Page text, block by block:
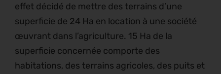
effet décidé de mettre des terrains d’une
superficie de 24 Ha en location à une société
œuvrant dans l’agriculture. 15 Ha de la
superficie concernée comporte des
habitations, des terrains agricoles, des puits et